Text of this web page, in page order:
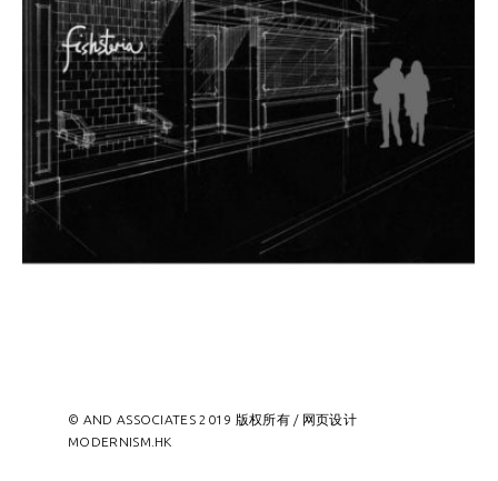
© AND ASSOCIATES 2019 版权所有 / 网页设计
MODERNISM.HK